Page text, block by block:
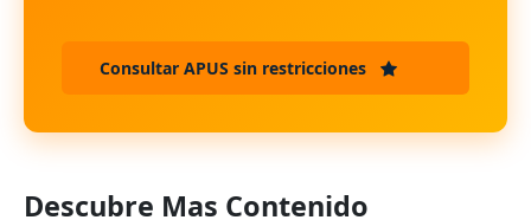
Consultar APUS sin restricciones
Descubre Mas Contenido